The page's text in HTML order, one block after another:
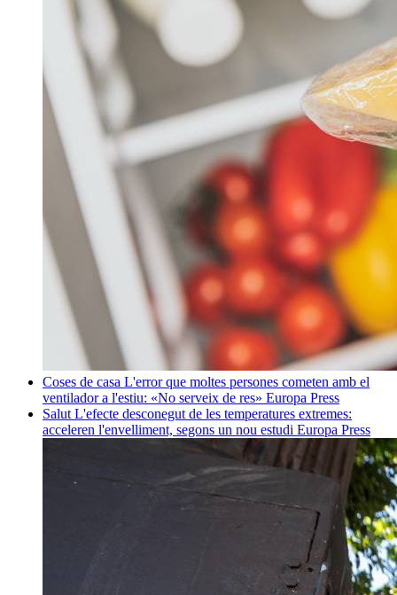
Coses de casa L'error que moltes persones cometen amb el
ventilador a l'estiu: «No serveix de res» Europa Press
Salut L'efecte desconegut de les temperatures extremes:
acceleren l'envelliment, segons un nou estudi Europa Press